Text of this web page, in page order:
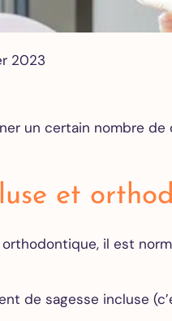
2023
un certain nombre
et
il est
de sagesse incluse